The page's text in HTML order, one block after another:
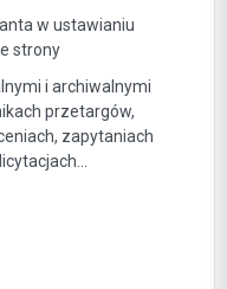
w ustawianiu
strony
i archiwalnymi
przetargów,
zapytaniach